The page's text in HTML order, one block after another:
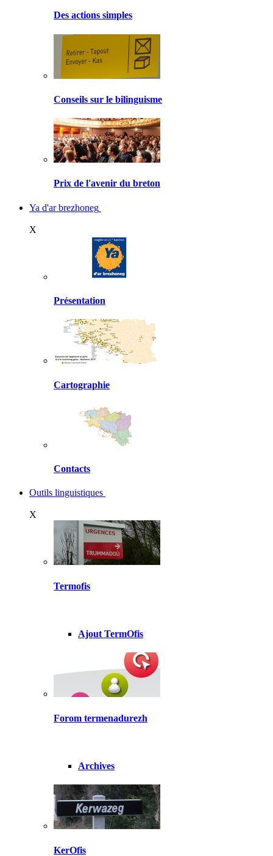
Des actions simples
Conseils sur le bilinguisme
Prix de l'avenir du breton
Ya d'ar brezhoneg
X
Présentation
Cartographie
Contacts
Outils linguistiques
X
Termofis
Ajout TermOfis
Forom termenadurezh
Archives
KerOfis